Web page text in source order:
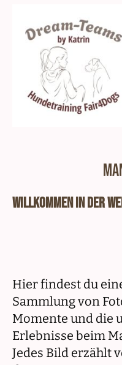
Willkommen in der
Hier findest du
Sammlung von
Momente und die
Erlebnisse beim
Jedes Bild erzählt